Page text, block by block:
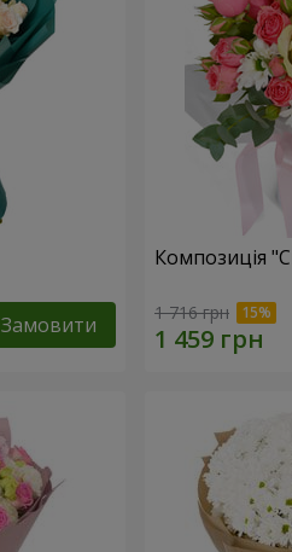
Замовити
Композиція
1 716 грн